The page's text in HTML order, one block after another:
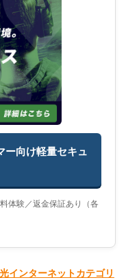
向け軽量セキュ
体験／返金保証あり（各
光インターネットカテゴリ